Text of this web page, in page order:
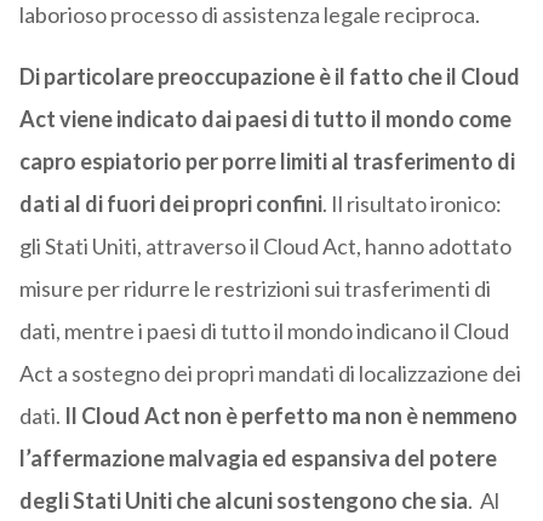
laborioso processo di assistenza legale reciproca.
Di particolare preoccupazione è il fatto che il Cloud
Act viene indicato dai paesi di tutto il mondo come
capro espiatorio per porre limiti al trasferimento di
dati al di fuori dei propri confini. Il risultato ironico:
gli Stati Uniti, attraverso il Cloud Act, hanno adottato
misure per ridurre le restrizioni sui trasferimenti di
dati, mentre i paesi di tutto il mondo indicano il Cloud
Act a sostegno dei propri mandati di localizzazione dei
dati. Il Cloud Act non è perfetto ma non è nemmeno
l’affermazione malvagia ed espansiva del potere
degli Stati Uniti che alcuni sostengono che sia. Al